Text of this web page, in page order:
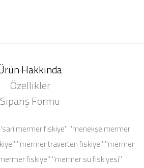
Hakkında
Özellikler
Sipariş Formu
mermer fıskiye'' ''menekşe mermer
''mermer traverten fıskiye'' ''mermer
fıskiye'' ''mermer su fıskiyesi''